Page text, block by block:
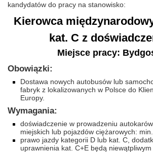
kandydatów do pracy na stanowisko:
Kierowca
kat. C z
Miejsce pracy:
Obowiązki:
Dostawa nowych autobusów lub
fabryk z lokalizowanych w Polsce do
Europy.
Wymagania:
doświadczenie w prowadzeniu
miejskich lub pojazdów ciężarowych:
prawo jazdy kategorii D lub kat. C,
uprawnienia kat. C+E będą